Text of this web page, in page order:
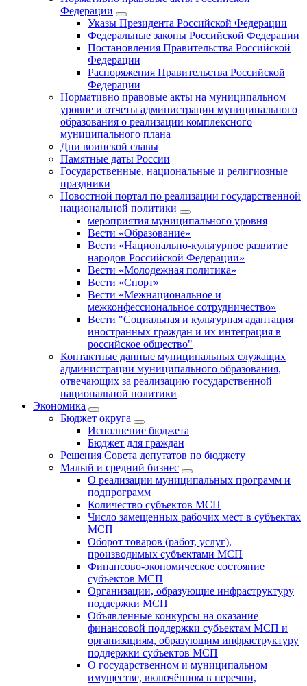
Федерации
Указы Президента Российской Федерации
Федеральные законы Российской Федерации
Постановления Правительства Российской
Федерации
Распоряжения Правительства Российской
Федерации
Нормативно правовые акты на муниципальном
уровне и отчеты администрации муниципального
образования о реализации комплексного
муниципального плана
Дни воинской славы
Памятные даты России
Государственные, национальные и религиозные
праздники
Новостной портал по реализации государственной
национальной политики
мероприятия муниципального уровня
Вести «Образование»
Вести «Национально-культурное развитие
народов Российской Федерации»
Вести «Молодежная политика»
Вести «Спорт»
Вести «Межнациональное и
межконфессиональное сотрудничество»
Вести "Социальная и культурная адаптация
иностранных граждан и их интеграция в
российское общество"
Контактные данные муниципальных служащих
администрации муниципального образования,
отвечающих за реализацию государственной
национальной политики
Экономика
Бюджет округa
Исполнение бюджета
Бюджет для граждан
Решения Совета депутатов по бюджету
Малый и средний бизнес
О реализации муниципальных программ и
подпрограмм
Количество субъектов МСП
Число замещенных рабочих мест в субъектах
МСП
Оборот товаров (работ, услуг),
производимых субъектами МСП
Финансово-экономическое состояние
субъектов МСП
Организации, образующие инфраструктуру
поддержки МСП
Объявленные конкурсы на оказание
финансовой поддержки субъектам МСП и
организациям, образующим инфраструктуру
поддержки субъектов МСП
О государственном и муниципальном
имуществе, включённом в перечни,